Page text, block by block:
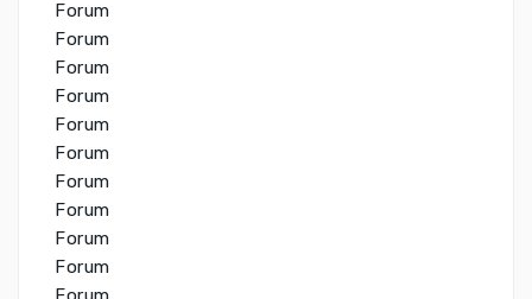
Forum
Forum
Forum
Forum
Forum
Forum
Forum
Forum
Forum
Forum